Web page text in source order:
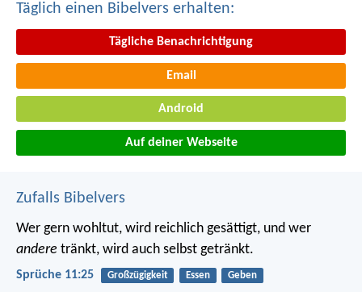
Täglich einen Bibelvers erhalten:
Tägliche Benachrichtigung
Email
Android
Auf deiner Webseite
Zufalls Bibelvers
Wer gern wohltut, wird reichlich gesättigt, und wer
andere tränkt, wird auch selbst getränkt.
Sprüche 11:25 Großzügigkeit Essen Geben